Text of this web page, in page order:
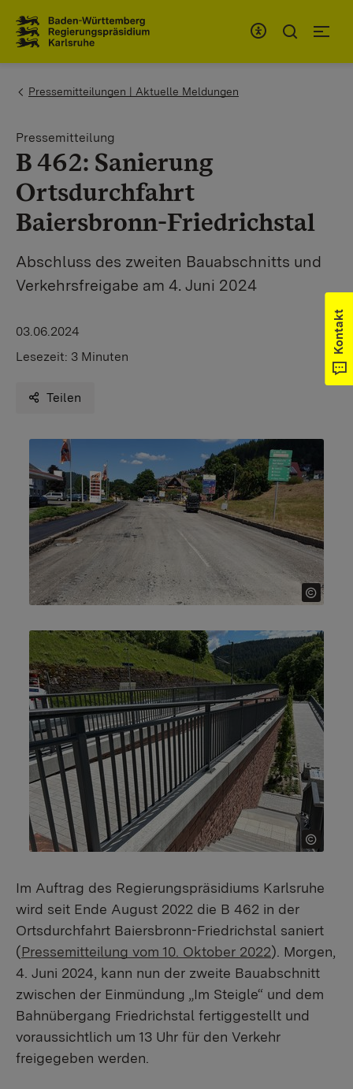
You are here:
Pressemitteilungen | Aktuelle Meldungen
Pressemitteilung
B 462: Sanierung
Ortsdurchfahrt
Baiersbronn-Friedrichstal
Abschluss des zweiten Bauabschnitts und
Verkehrsfreigabe am 4. Juni 2024
03.06.2024
Lesezeit: 3 Minuten
Teilen
Im Auftrag des Regierungspräsidiums Karlsruhe
wird seit Ende August 2022 die B 462 in der
Ortsdurchfahrt Baiersbronn-Friedrichstal saniert
(Pressemitteilung vom 10. Oktober 2022). Morgen,
4. Juni 2024, kann nun der zweite Bauabschnitt
zwischen der Einmündung „Im Steigle“ und dem
Bahnübergang Friedrichstal fertiggestellt und
voraussichtlich um 13 Uhr für den Verkehr
freigegeben werden.
Kontakt